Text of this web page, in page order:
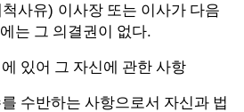
사유) 이사장 또는 이사가 다음
는 그 의결권이 없다.
있어 그 자신에 관한 사항
수반하는 사항으로서 자신과 법